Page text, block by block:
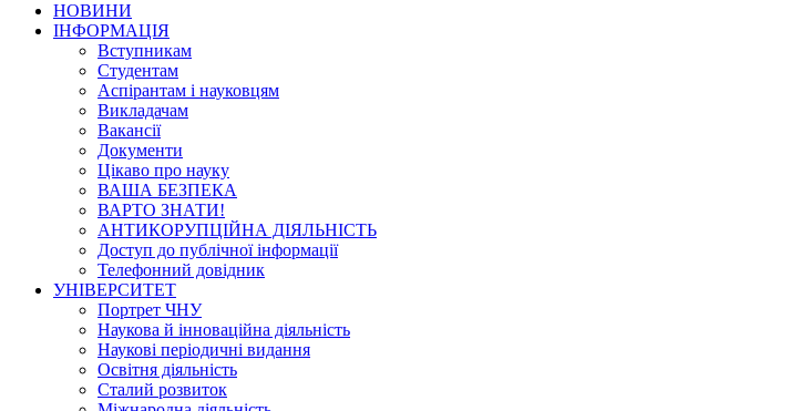
НОВИНИ
ІНФОРМАЦІЯ
Вступникам
Студентам
Аспірантам і науковцям
Викладачам
Вакансії
Документи
Цікаво про науку
ВАША БЕЗПЕКА
ВАРТО ЗНАТИ!
АНТИКОРУПЦІЙНА ДІЯЛЬНІСТЬ
Доступ до публічної інформації
Телефонний довідник
УНІВЕРСИТЕТ
Портрет ЧНУ
Наукова й інноваційна діяльність
Наукові періодичні видання
Освітня діяльність
Сталий розвиток